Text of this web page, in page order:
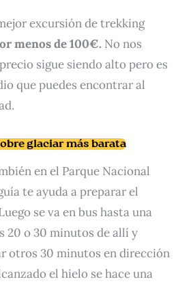
excursión de trekking
menos de 100€. No nos
sigue siendo alto pero es
que puedes encontrar al
glaciar más barata
en el Parque Nacional
te ayuda a preparar el
se va en bus hasta una
20 o 30 minutos de allí y
otros 30 minutos en dirección
el hielo se hace una